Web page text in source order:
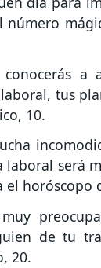
número
conocerás a
tus
10.
laboral será
horóscopo
de tu
20.